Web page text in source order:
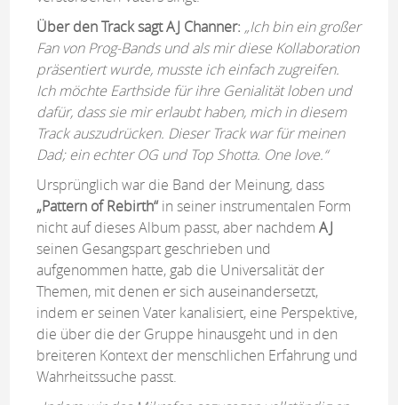
Über den Track sagt AJ Channer: „Ich bin ein großer
Fan von Prog-Bands und als mir diese Kollaboration
präsentiert wurde, musste ich einfach zugreifen.
Ich möchte Earthside für ihre Genialität loben und
dafür, dass sie mir erlaubt haben, mich in diesem
Track auszudrücken. Dieser Track war für meinen
Dad; ein echter OG und Top Shotta. One love.“
Ursprünglich war die Band der Meinung, dass
„Pattern of Rebirth“in seiner instrumentalen Form
nicht auf dieses Album passt, aber nachdemAJ
seinen Gesangspart geschrieben und
aufgenommen hatte, gab die Universalität der
Themen, mit denen er sich auseinandersetzt,
indem er seinen Vater kanalisiert, eine Perspektive,
die über die der Gruppe hinausgeht und in den
breiteren Kontext der menschlichen Erfahrung und
Wahrheitssuche passt.